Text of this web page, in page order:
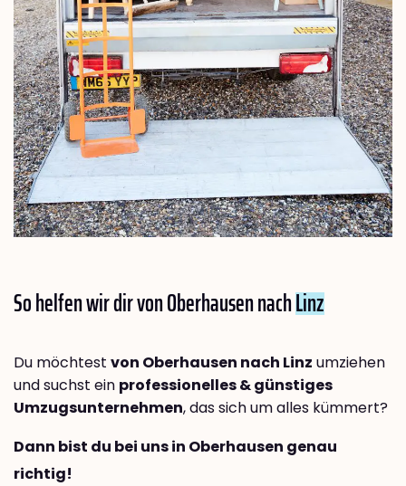
So helfen wir dir von Oberhausen nachLinz
Du möchtest von Oberhausen nach Linz umziehen
und suchst ein professionelles & günstiges
Umzugsunternehmen, das sich um alles kümmert?
Dann bist du bei uns in Oberhausen genau
richtig!